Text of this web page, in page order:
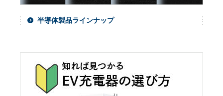
半導体製品ラインナップ